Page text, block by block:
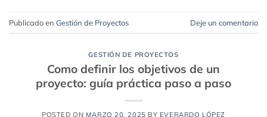
Publicado en Gestión de Proyectos Deje un comentario
GESTIÓN DE PROYECTOS
Como definir los objetivos de un
proyecto: guía práctica paso a paso
POSTED ON MARZO 20, 2025 BY EVERARDO LÓPEZ